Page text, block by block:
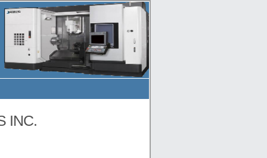
INC.